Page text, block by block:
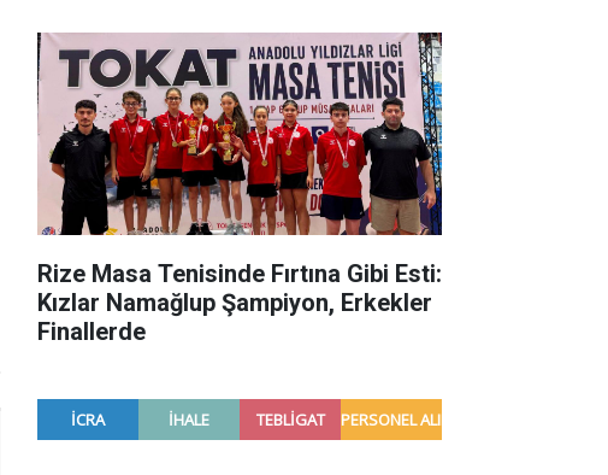
Rize Masa Tenisinde Fırtına Gibi Esti:
Kızlar Namağlup Şampiyon, Erkekler
Finallerde